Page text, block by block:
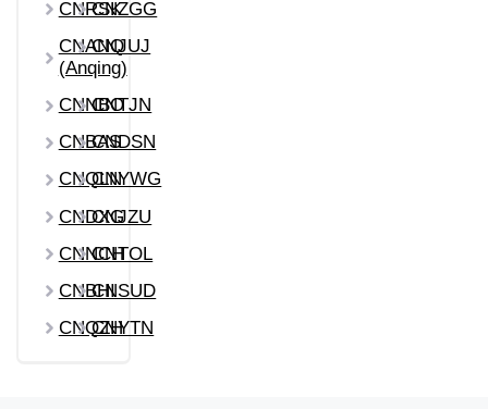
CNRSKCNZGG
CNANQ
(Anqing)
CNJUJ
CNNBO
CNTJN
CNBASCNDSN
CNQLNCNYWG
CNDXG
CNJZU
CNNCHCNTOL
CNBHICNSUD
CNQZHCNYTN